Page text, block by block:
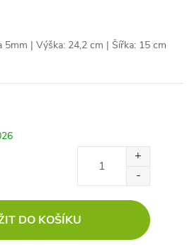
5mm | Výška: 24,2 cm | Šířka: 15 cm
DO KOŠÍKU